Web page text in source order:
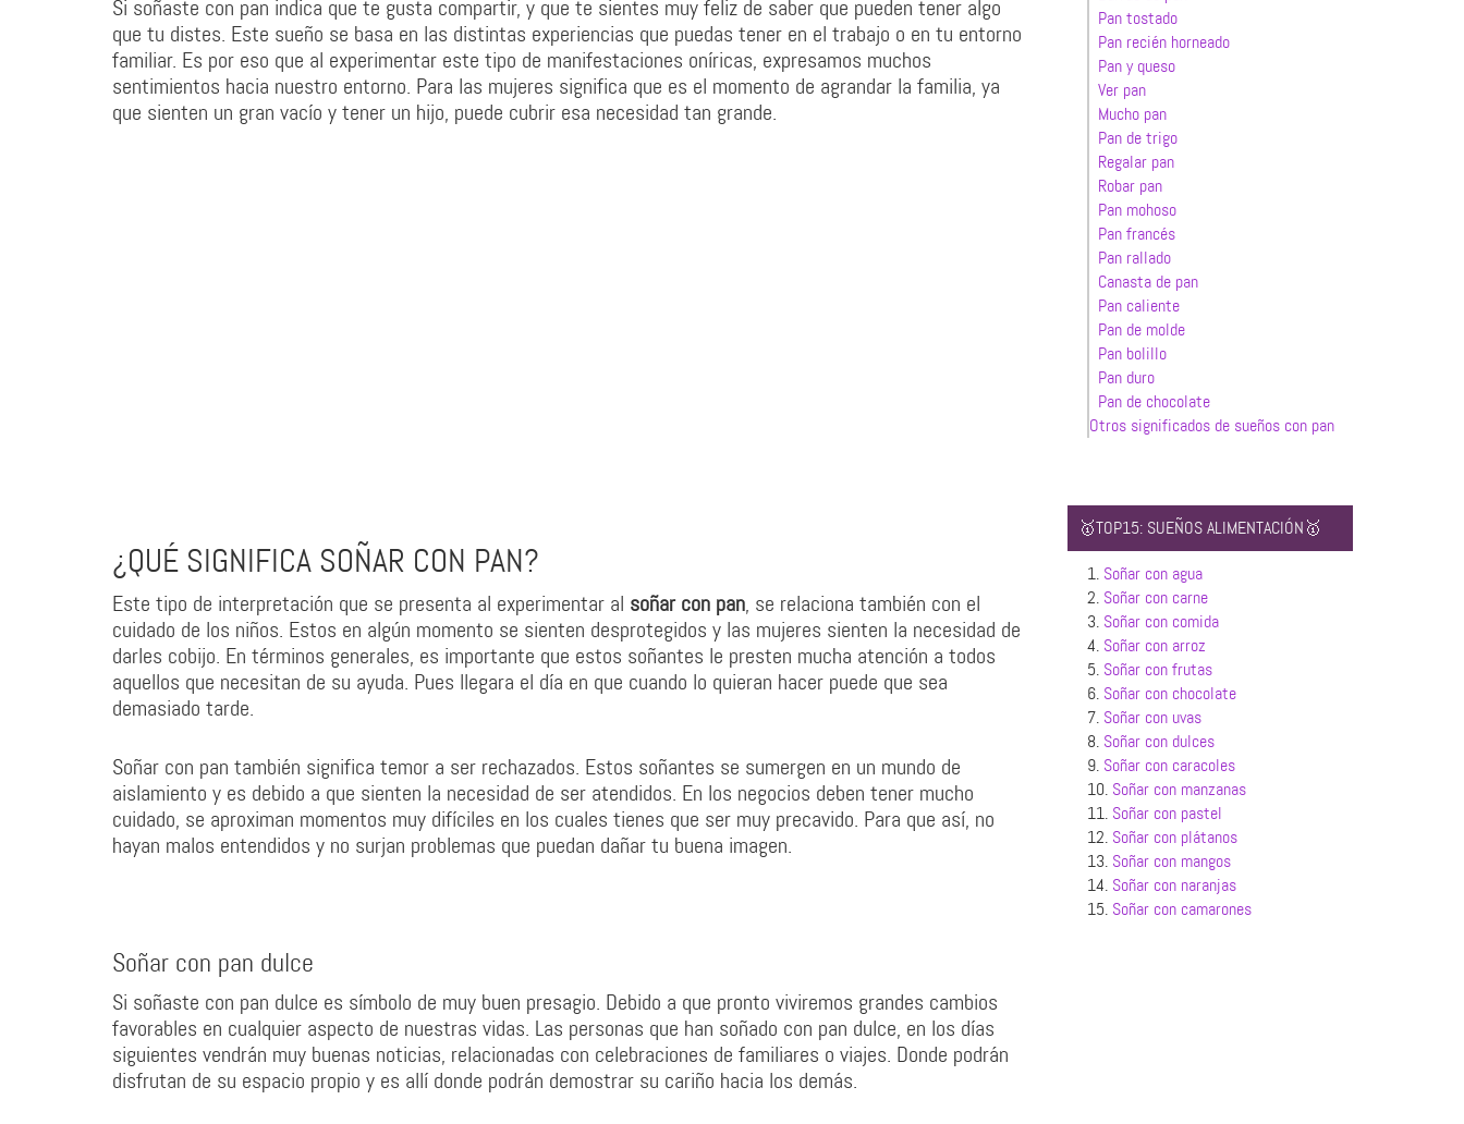
Si soñaste con pan indica que te gusta compartir, y que te sientes muy feliz de saber que pueden tener algo
que tu distes. Este sueño se basa en las distintas experiencias que puedas tener en el trabajo o en tu entorno
familiar. Es por eso que al experimentar este tipo de manifestaciones oníricas, expresamos muchos
sentimientos hacia nuestro entorno. Para las mujeres significa que es el momento de agrandar la familia, ya
que sienten un gran vacío y tener un hijo, puede cubrir esa necesidad tan grande.
¿QUÉ SIGNIFICA SOÑAR CON PAN?
Este tipo de interpretación que se presenta al experimentar al soñar con pan, se relaciona también con el
cuidado de los niños. Estos en algún momento se sienten desprotegidos y las mujeres sienten la necesidad de
darles cobijo. En términos generales, es importante que estos soñantes le presten mucha atención a todos
aquellos que necesitan de su ayuda. Pues llegara el día en que cuando lo quieran hacer puede que sea
demasiado tarde.
Soñar con pan también significa temor a ser rechazados. Estos soñantes se sumergen en un mundo de
aislamiento y es debido a que sienten la necesidad de ser atendidos. En los negocios deben tener mucho
cuidado, se aproximan momentos muy difíciles en los cuales tienes que ser muy precavido. Para que así, no
hayan malos entendidos y no surjan problemas que puedan dañar tu buena imagen.
Soñar con pan dulce
Si soñaste con pan dulce es símbolo de muy buen presagio. Debido a que pronto viviremos grandes cambios
favorables en cualquier aspecto de nuestras vidas. Las personas que han soñado con pan dulce, en los días
siguientes vendrán muy buenas noticias, relacionadas con celebraciones de familiares o viajes. Donde podrán
disfrutan de su espacio propio y es allí donde podrán demostrar su cariño hacia los demás.
Pan tostado
Pan recién horneado
Pan y queso
Ver pan
Mucho pan
Pan de trigo
Regalar pan
Robar pan
Pan mohoso
Pan francés
Pan rallado
Canasta de pan
Pan caliente
Pan de molde
Pan bolillo
Pan duro
Pan de chocolate
Otros significados de sueños con pan
🥇TOP15: SUEÑOS ALIMENTACIÓN🥇
1. Soñar con agua
2. Soñar con carne
3. Soñar con comida
4. Soñar con arroz
5. Soñar con frutas
6. Soñar con chocolate
7. Soñar con uvas
8. Soñar con dulces
9. Soñar con caracoles
10. Soñar con manzanas
11. Soñar con pastel
12. Soñar con plátanos
13. Soñar con mangos
14. Soñar con naranjas
15. Soñar con camarones